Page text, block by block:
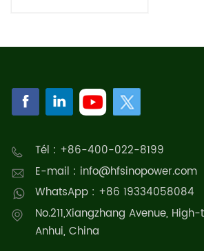
500 kW
Tél : +86-400-022-8199
E-mail : info@hfsinopower.com
WhatsApp : +86 19334058084
No.211,Xiangzhang Avenue,
Anhui, China